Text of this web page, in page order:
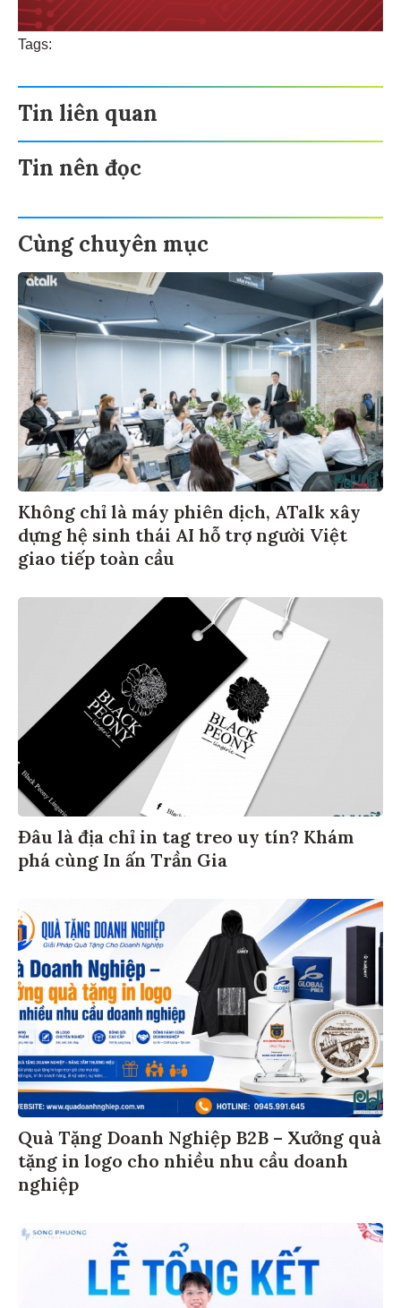
Tags:
Tin liên quan
Tin nên đọc
Cùng chuyên mục
Không chỉ là máy phiên dịch, ATalk xây
dựng hệ sinh thái AI hỗ trợ người Việt
giao tiếp toàn cầu
Đâu là địa chỉ in tag treo uy tín? Khám
phá cùng In ấn Trần Gia
Quà Tặng Doanh Nghiệp B2B – Xưởng quà
tặng in logo cho nhiều nhu cầu doanh
nghiệp